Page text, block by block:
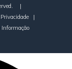
|
|
Informação